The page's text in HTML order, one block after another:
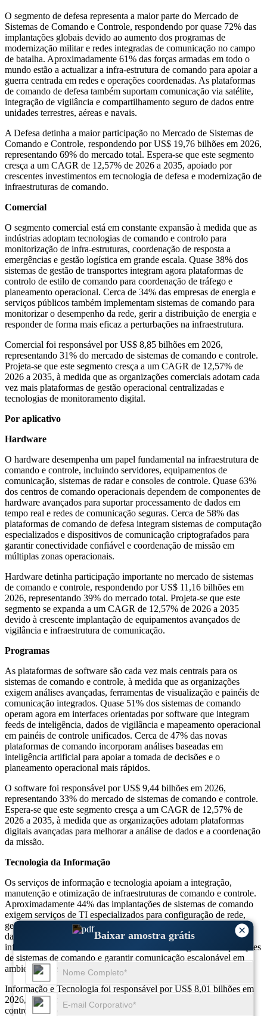
×
Baixar amostra grátis
O segmento de defesa representa a maior parte do Mercado de
Sistemas de Comando e Controle, respondendo por quase 72% das
implantações globais devido ao aumento dos programas de
modernização militar e redes integradas de comunicação no campo
de batalha. Aproximadamente 61% das forças armadas em todo o
mundo estão a actualizar a infra-estrutura de comando para apoiar a
guerra centrada em redes e operações coordenadas. As plataformas
de comando de defesa também suportam comunicação via satélite,
integração de vigilância e compartilhamento seguro de dados entre
unidades terrestres, aéreas e navais.
A Defesa detinha a maior participação no Mercado de Sistemas de
Comando e Controle, respondendo por US$ 19,76 bilhões em 2026,
representando 69% do mercado total. Espera-se que este segmento
cresça a um CAGR de 12,57% de 2026 a 2035, apoiado por
crescentes investimentos em tecnologia de defesa e modernização de
infraestruturas de comando.
Comercial
O segmento comercial está em constante expansão à medida que as
indústrias adoptam tecnologias de comando e controlo para
monitorização de infra-estruturas, coordenação de resposta a
emergências e gestão logística em grande escala. Quase 38% dos
sistemas de gestão de transportes integram agora plataformas de
controlo de estilo de comando para coordenação de tráfego e
planeamento operacional. Cerca de 34% das empresas de energia e
serviços públicos também implementam sistemas de comando para
monitorizar o desempenho da rede, gerir a distribuição de energia e
responder de forma mais eficaz a perturbações na infraestrutura.
Comercial foi responsável por US$ 8,85 bilhões em 2026,
representando 31% do mercado de sistemas de comando e controle.
Projeta-se que este segmento cresça a um CAGR de 12,57% de
2026 a 2035, à medida que as organizações comerciais adotam cada
vez mais plataformas de gestão operacional centralizadas e
tecnologias de monitoramento digital.
Por aplicativo
Hardware
O hardware desempenha um papel fundamental na infraestrutura de
comando e controle, incluindo servidores, equipamentos de
comunicação, sistemas de radar e consoles de controle. Quase 63%
dos centros de comando operacionais dependem de componentes de
hardware avançados para suportar processamento de dados em
tempo real e redes de comunicação seguras. Cerca de 58% das
plataformas de comando de defesa integram sistemas de computação
especializados e dispositivos de comunicação criptografados para
garantir conectividade confiável e coordenação de missão em
múltiplas zonas operacionais.
Hardware detinha participação importante no mercado de sistemas
de comando e controle, respondendo por US$ 11,16 bilhões em
2026, representando 39% do mercado total. Projeta-se que este
segmento se expanda a um CAGR de 12,57% de 2026 a 2035
devido à crescente implantação de equipamentos avançados de
vigilância e infraestrutura de comunicação.
Programas
As plataformas de software são cada vez mais centrais para os
sistemas de comando e controle, à medida que as organizações
exigem análises avançadas, ferramentas de visualização e painéis de
comunicação integrados. Quase 51% dos sistemas de comando
operam agora em interfaces orientadas por software que integram
feeds de inteligência, dados de vigilância e mapeamento operacional
em painéis de controle unificados. Cerca de 47% das novas
plataformas de comando incorporam análises baseadas em
inteligência artificial para apoiar a tomada de decisões e o
planeamento operacional mais rápidos.
O software foi responsável por US$ 9,44 bilhões em 2026,
representando 33% do mercado de sistemas de comando e controle.
Espera-se que este segmento cresça a um CAGR de 12,57% de
2026 a 2035, à medida que as organizações adotam plataformas
digitais avançadas para melhorar a análise de dados e a coordenação
da missão.
Tecnologia da Informação
Os serviços de informação e tecnologia apoiam a integração,
manutenção e otimização de infraestruturas de comando e controle.
Aproximadamente 44% das implantações de sistemas de comando
exigem serviços de TI especializados para configuração de rede,
gerenciamento de segurança cibernética e integração de análise de
dados. Cerca de 41% das organizações também contam com
infraestrutura avançada baseada em nuvem para gerenciar operações
de sistemas de comando e garantir comunicação escalonável em
ambientes operacionais distribuídos.
Informação e Tecnologia foi responsável por US$ 8,01 bilhões em
2026, representando 28% do mercado de sistemas de comando e
controle. Prevê-se que este segmento cresça a uma CAGR de